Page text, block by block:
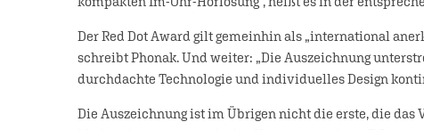
Der Red Dot Award gilt gemeinhin als „international
schreibt Phonak. Und weiter: „Die Auszeichnung
durchdachte Technologie und individuelles Design
Die Auszeichnung ist im Übrigen nicht die erste, die das